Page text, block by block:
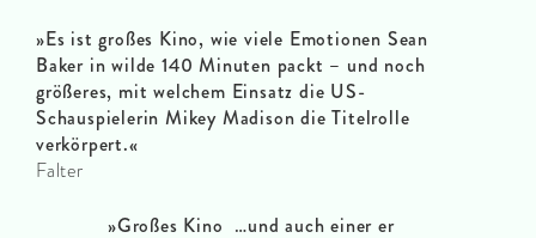
»Es ist großes Kino, wie viele Emotionen Sean
Baker in wilde 140 Minuten packt – und noch
größeres, mit welchem Einsatz die US-
Schauspielerin Mikey Madison die Titelrolle
verkörpert.«
Falter
»Großes Kino …und auch einer er